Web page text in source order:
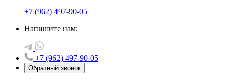
+7 (962) 497-90-05
Напишите нам:
+7 (962) 497-90-05
Обратный звонок